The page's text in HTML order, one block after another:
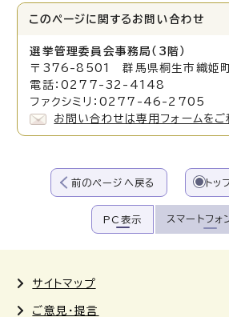
このページに関する お問い合わせ
選挙管理委員会事務局（3階）
〒376-8501 群馬県桐生市織姫
電話：0277-32-4148
ファクシミリ：0277-46-2705
お問い合わせは専用フォームをご
前のページへ戻る トッ
PC表示 スマートフォ
サイトマップ
ご意見・提言